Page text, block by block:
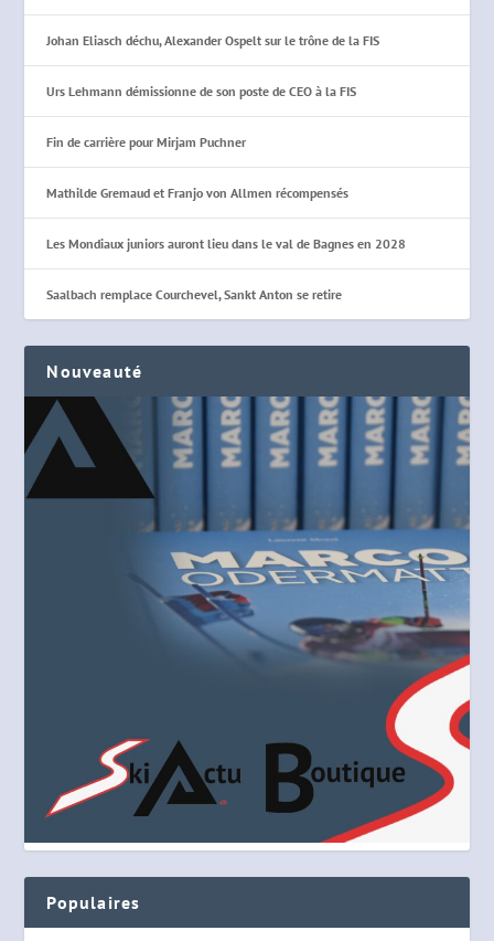
Johan Eliasch déchu, Alexander Ospelt sur le trône de la FIS
Urs Lehmann démissionne de son poste de CEO à la FIS
Fin de carrière pour Mirjam Puchner
Mathilde Gremaud et Franjo von Allmen récompensés
Les Mondiaux juniors auront lieu dans le val de Bagnes en 2028
Saalbach remplace Courchevel, Sankt Anton se retire
Nouveauté
Populaires